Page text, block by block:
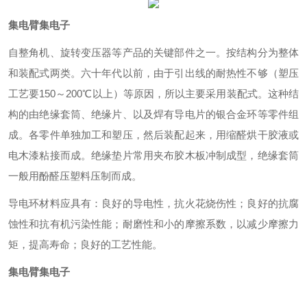
集电臂集电子
自整角机、旋转变压器等产品的关键部件之一。按结构分为整体
和装配式两类。六十年代以前，由于引出线的耐热性不够（塑压
工艺要150～200℃以上）等原因，所以主要采用装配式。这种结
构的由绝缘套筒、绝缘片、以及焊有导电片的银合金环等零件组
成。各零件单独加工和塑压，然后装配起来，用缩醛烘干胶液或
电木漆粘接而成。绝缘垫片常用夹布胶木板冲制成型，绝缘套筒
一般用酚醛压塑料压制而成。
导电环材料应具有：良好的导电性，抗火花烧伤性；良好的抗腐
蚀性和抗有机污染性能；耐磨性和小的摩擦系数，以减少摩擦力
矩，提高寿命；良好的工艺性能。
集电臂集电子